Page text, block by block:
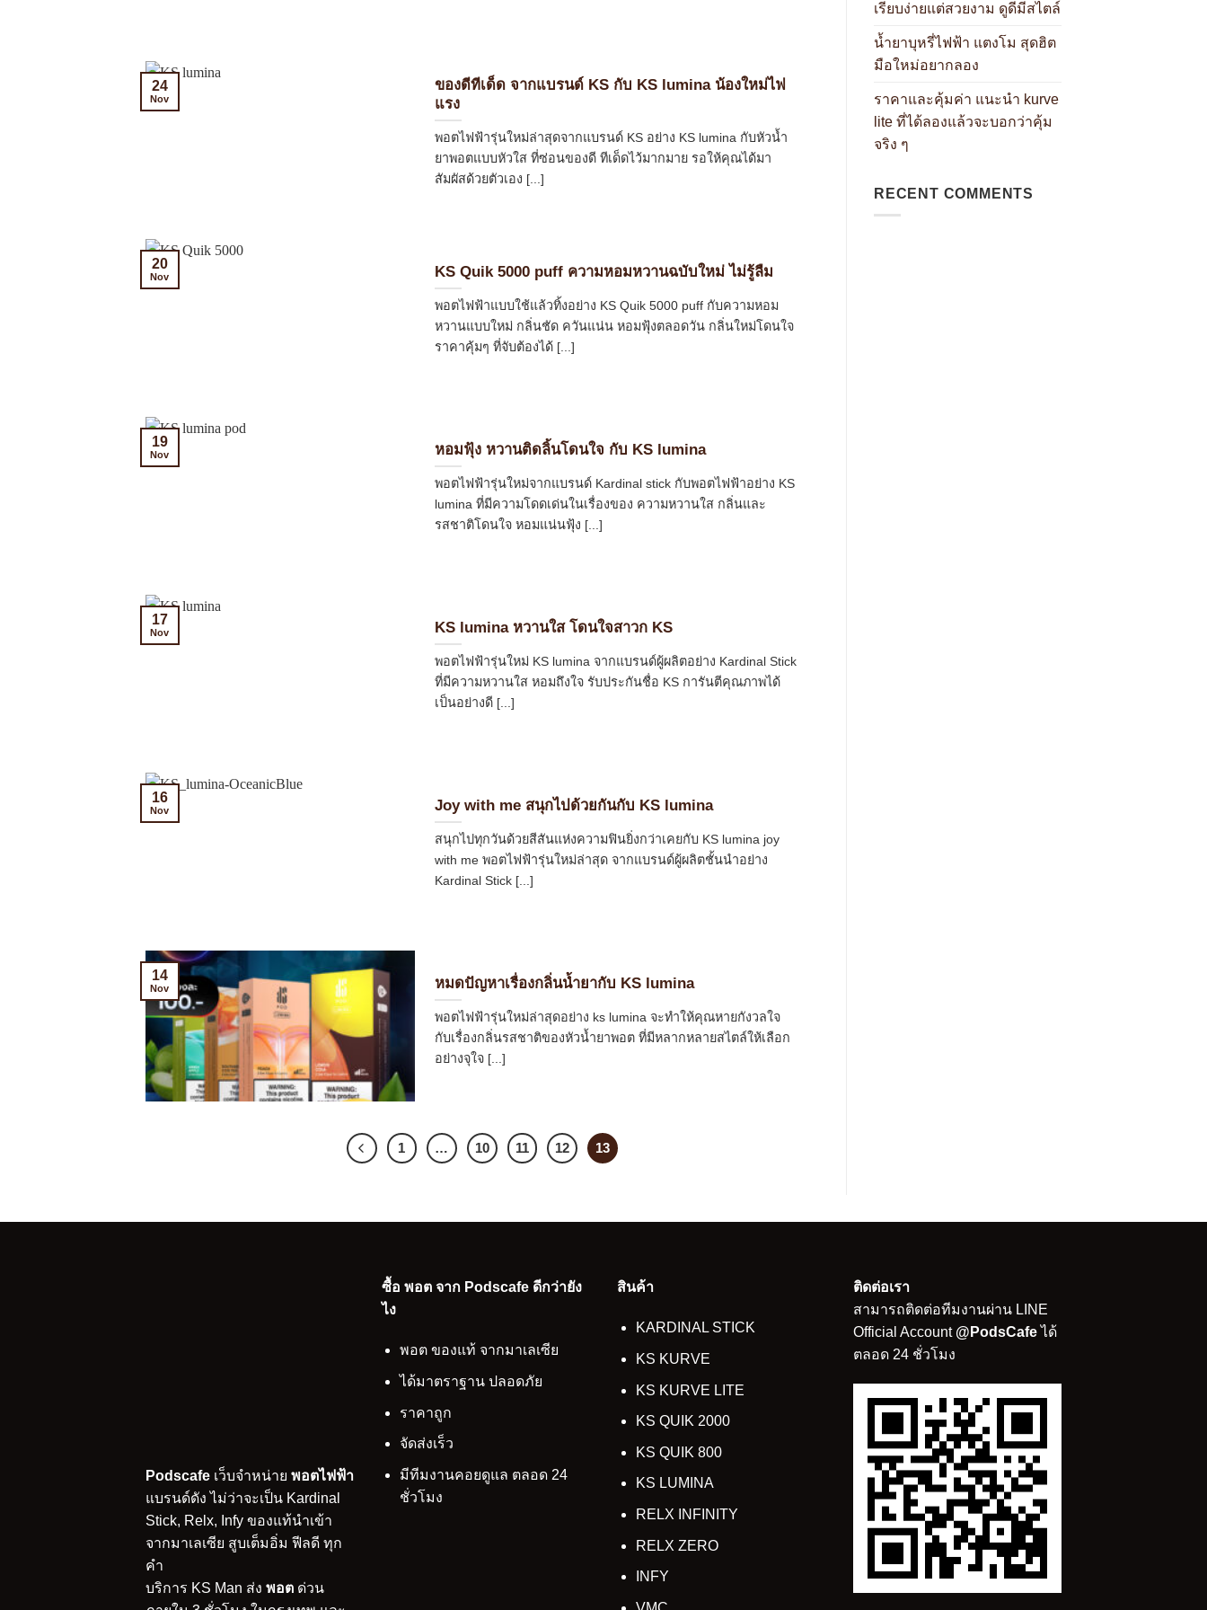
ของดีทีเด็ด จากแบรนด์ KS กับ KS lumina น้องใหม่ไฟ
แรง
พอตไฟฟ้ารุ่นใหม่ล่าสุดจากแบรนด์ KS อย่าง KS lumina กับหัวน้ำ
ยาพอตแบบหัวใส ที่ซ่อนของดี ทีเด็ดไว้มากมาย รอให้คุณได้มา
สัมผัสด้วยตัวเอง [...]
24
Nov
KS Quik 5000 puff ความหอมหวานฉบับใหม่ ไม่รู้ลืม
พอตไฟฟ้าแบบใช้แล้วทิ้งอย่าง KS Quik 5000 puff กับความหอม
หวานแบบใหม่ กลิ่นชัด ควันแน่น หอมฟุ้งตลอดวัน กลิ่นใหม่โดนใจ
ราคาคุ้มๆ ที่จับต้องได้ [...]
20
Nov
หอมฟุ้ง หวานติดลิ้นโดนใจ กับ KS lumina
พอตไฟฟ้ารุ่นใหม่จากแบรนด์ Kardinal stick กับพอตไฟฟ้าอย่าง KS
lumina ที่มีความโดดเด่นในเรื่องของ ความหวานใส กลิ่นและ
รสชาติโดนใจ หอมแน่นฟุ้ง [...]
19
Nov
KS lumina หวานใส โดนใจสาวก KS
พอตไฟฟ้ารุ่นใหม่ KS lumina จากแบรนด์ผู้ผลิตอย่าง Kardinal Stick
ที่มีความหวานใส หอมถึงใจ รับประกันชื่อ KS การันตีคุณภาพได้
เป็นอย่างดี [...]
17
Nov
Joy with me สนุกไปด้วยกันกับ KS lumina
สนุกไปทุกวันด้วยสีสันแห่งความฟินยิ่งกว่าเคยกับ KS lumina joy
with me พอตไฟฟ้ารุ่นใหม่ล่าสุด จากแบรนด์ผู้ผลิตชั้นนำอย่าง
Kardinal Stick [...]
16
Nov
หมดปัญหาเรื่องกลิ่นน้ำยากับ KS lumina
พอตไฟฟ้ารุ่นใหม่ล่าสุดอย่าง ks lumina จะทำให้คุณหายกังวลใจ
กับเรื่องกลิ่นรสชาติของหัวน้ำยาพอต ที่มีหลากหลายสไตล์ให้เลือก
อย่างจุใจ [...]
14
Nov
1 … 10 11 12 13
เรียบง่ายแต่สวยงาม ดูดีมีสไตล์
น้ำยาบุหรี่ไฟฟ้า แตงโม สุดฮิต
มือใหม่อยากลอง
ราคาและคุ้มค่า แนะนำ kurve
lite ที่ได้ลองแล้วจะบอกว่าคุ้ม
จริง ๆ
RECENT COMMENTS
Podscafe เว็บจำหน่าย พอตไฟฟ้า
แบรนด์ดัง ไม่ว่าจะเป็น Kardinal
Stick, Relx, Infy ของแท้นำเข้า
จากมาเลเซีย สูบเต็มอิ่ม ฟีลดี ทุก
คำ
บริการ KS Man ส่ง พอต ด่วน
ซื้อ พอต จาก Podscafe ดีกว่ายัง
ไง
พอต ของแท้ จากมาเลเซีย
ได้มาตราฐาน ปลอดภัย
ราคาถูก
จัดส่งเร็ว
มีทีมงานคอยดูแล ตลอด 24
ชั่วโมง
สินค้า
KARDINAL STICK
KS KURVE
KS KURVE LITE
KS QUIK 2000
KS QUIK 800
KS LUMINA
RELX INFINITY
RELX ZERO
INFY
ติดต่อเรา
สามารถติดต่อทีมงานผ่าน LINE
Official Account @PodsCafeได้
ตลอด 24 ชั่วโมง